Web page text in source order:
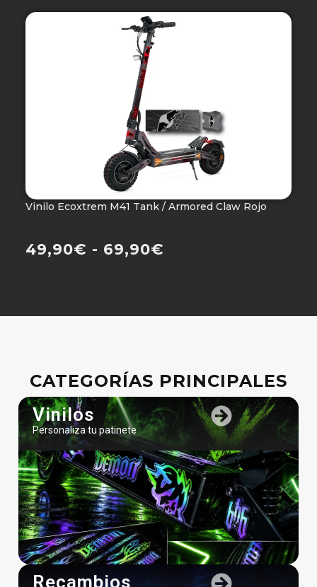
Vinilo Ecoxtrem M41 Tank / Armored Claw Rojo
49,90€ - 69,90€
CATEGORÍAS PRINCIPALES
Vinilos
Personaliza tu patinete
Recambios